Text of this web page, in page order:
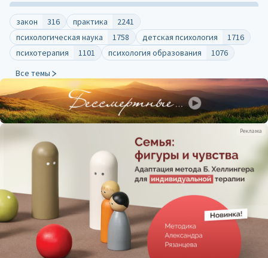
Реклама
закон 316 практика
2241
психологическая наука
1758 детская психология
1716
психотерапия
1101 психология образования
1076
Все темы